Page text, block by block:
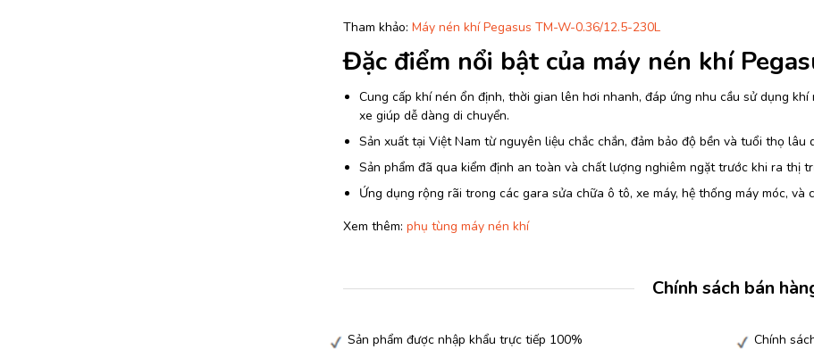
Tham khảo: Máy nén khí Pegasus TM-W-0.36/12.5-230L
Đặc điểm nổi bật của máy nén khí
Cung cấp khí nén ổn định, thời gian lên hơi nhanh, đáp ứng nhu cầu sử dụng
xe giúp dễ dàng di chuyển.
Sản xuất tại Việt Nam từ nguyên liệu chắc chắn, đảm bảo độ bền và tuổi thọ lâu
Sản phẩm đã qua kiểm định an toàn và chất lượng nghiêm ngặt trước khi ra thị
Ứng dụng rộng rãi trong các gara sửa chữa ô tô, xe máy, hệ thống máy móc, và
Xem thêm: phụ tùng máy nén khí
Chính sách bán
Sản phẩm được nhập khẩu trực tiếp 100%
Chính